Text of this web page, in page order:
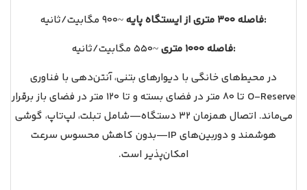
فاصله ۳۰۰ متری از ایستگاه پایه:
~۹۰۰ مگابیت/ثانیه
فاصله ۱۰۰۰ متری:
~۵۵۰ مگابیت/ثانیه
در محیط‌های خانگی با دیوارهای بتنی، آنتن‌دهی با فناوری
O‑Reserve تا ۸۰ متر در فضای بسته و تا ۱۲۰ متر در فضای باز برقرار
می‌ماند. اتصال همزمان ۳۲ دستگاه—شامل تبلت، لپ‌تاپ، گوشی
هوشمند و دوربین‌های IP—بدون کاهش محسوس سرعت
امکان‌پذیر است.